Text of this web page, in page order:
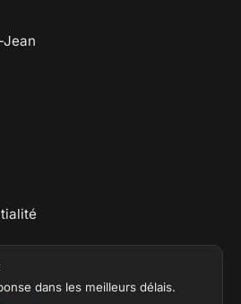
dans les meilleurs délais.